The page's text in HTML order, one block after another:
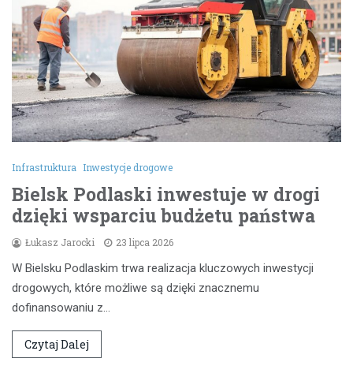
Infrastruktura Inwestycje drogowe
Bielsk Podlaski inwestuje w drogi
dzięki wsparciu budżetu państwa
Łukasz Jarocki 23 lipca 2026
W Bielsku Podlaskim trwa realizacja kluczowych inwestycji
drogowych, które możliwe są dzięki znacznemu
dofinansowaniu z…
Czytaj Dalej